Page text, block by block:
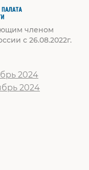
членом
с 26.08.2022г.
2024
2024